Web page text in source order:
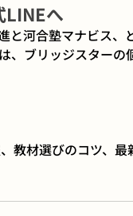
LINEへ
と河合塾マナビス
ブリッジスターの
教材選びのコツ、